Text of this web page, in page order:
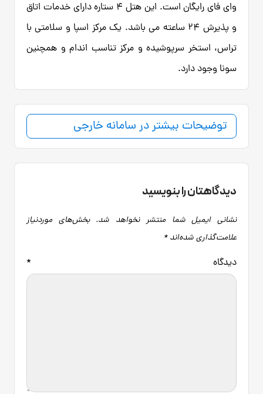
وای فای رایگان است. این هتل 4 ستاره دارای خدمات اتاق
و پذیرش 24 ساعته می باشد. یک مرکز اسپا و سلامتی با
تراس، استخر سرپوشیده و مرکز تناسب اندام و همچنین
سونا وجود دارد.
توضیحات بیشتر در سامانه خارجی
دیدگاهتان را بنویسید
نشانی ایمیل شما منتشر نخواهد شد. بخش‌های موردنیاز
علامت‌گذاری شده‌اند*
دیدگاه *